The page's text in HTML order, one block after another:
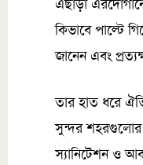
এছাড়া
কিভাবে পাল্টে
জানেন এবং
তার হাত ধরে
সুন্দর শহরগুলোর
স্যানিটেশন ও